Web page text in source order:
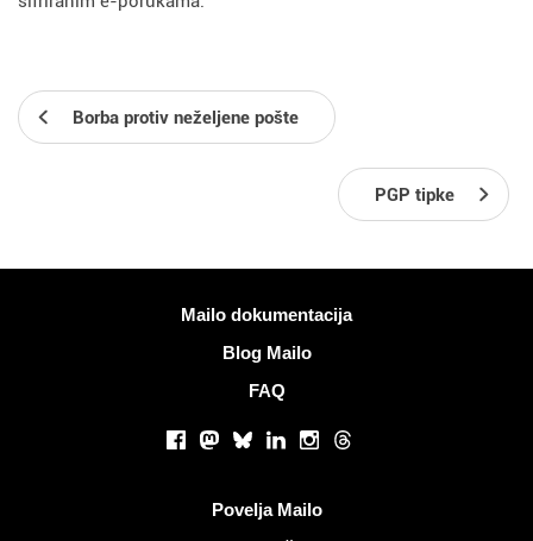
Borba protiv neželjene pošte
PGP tipke
Mailo dokumentacija
Blog Mailo
FAQ
Facebook
Mastodon
BlueskyLinkedInInstagram
Threads
Povelja Mailo